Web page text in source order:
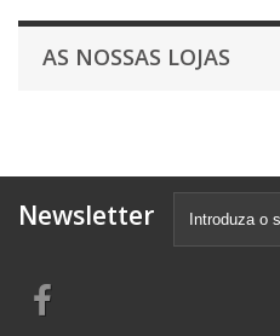
AS NOSSAS LOJAS
Newsletter